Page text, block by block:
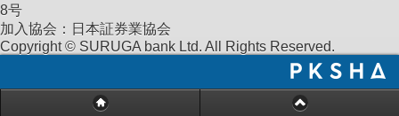
8号
加入協会：日本証券業協会
Copyright © SURUGA bank Ltd. All Rights Reserved.